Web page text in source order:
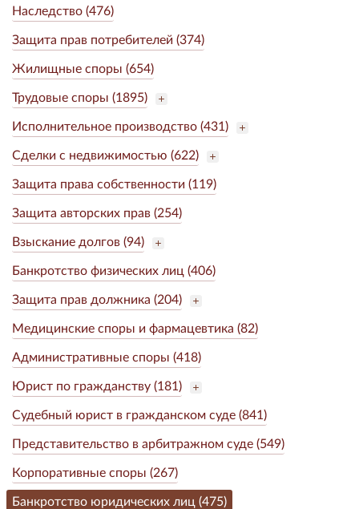
Наследство (476)
Защита прав потребителей (374)
Жилищные споры (654)
Трудовые споры (1895)
Исполнительное производство (431)
Сделки с недвижимостью (622)
Защита права собственности (119)
Защита авторских прав (254)
Взыскание долгов (94)
Банкротство физических лиц (406)
Защита прав должника (204)
Медицинские споры и фармацевтика (82)
Административные споры (418)
Юрист по гражданству (181)
Судебный юрист в гражданском суде (841)
Представительство в арбитражном суде (549)
Корпоративные споры (267)
Банкротство юридических лиц (475)